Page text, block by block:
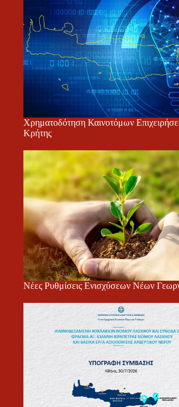
Χρηματοδότηση Καινοτόμων
Κρήτης
Νέες Ρυθμίσεις Ενισχύσεων Νέων